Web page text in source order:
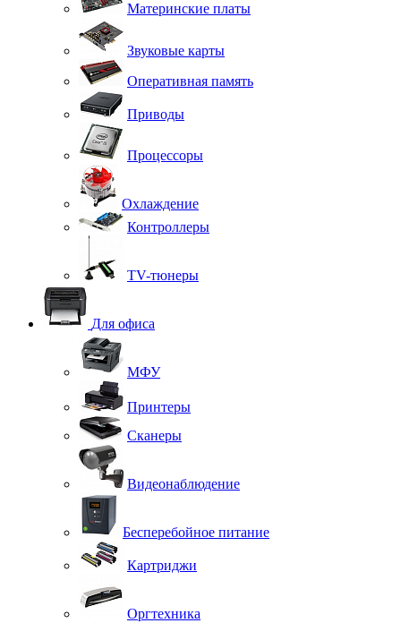
Материнские платы
Звуковые карты
Оперативная память
Приводы
Процессоры
Охлаждение
Контроллеры
TV-тюнеры
Для офиса
МФУ
Принтеры
Сканеры
Видеонаблюдение
Бесперебойное питание
Картриджи
Оргтехника